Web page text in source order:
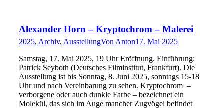
Alexander Horn – Kryptochrom – Malerei
2025, Archiv, AusstellungVon Anton17. Mai 2025
Samstag, 17. Mai 2025, 19 Uhr Eröffnung. Einführung:
Patrick Seyboth (Deutsches Filminstitut, Frankfurt). Die
Ausstellung ist bis Sonntag, 8. Juni 2025, sonntags 15-18
Uhr und nach Vereinbarung zu sehen. Kryptochrom –
verborgene oder auch dunkle Farbe – bezeichnet ein
Molekül, das sich im Auge mancher Zugvögel befindet